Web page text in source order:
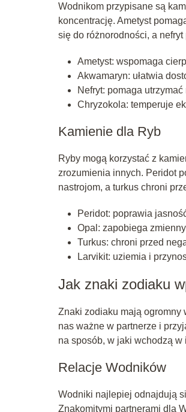
Wodnikom przypisane są
koncentrację. Ametyst
się do różnorodności, a
Ametyst: wspomaga
Akwamaryn: ułatwia
Nefryt: pomaga
Chryzokola: temperuje
Kamienie dla Ryb
Ryby mogą korzystać z
zrozumienia innych. Peridot
nastrojom, a turkus chroni
Peridot: poprawia
Opal: zapobiega
Turkus: chroni przed
Larvikit: uziemia i
Jak znaki zodiaku
Znaki zodiaku mają ogromny
nas ważne w partnerze i
na sposób, w jaki wchodzą w
Relacje Wodników
Wodniki najlepiej odnajdują
Znakomitymi partnerami dla